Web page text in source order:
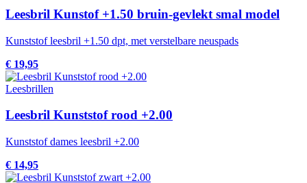
Leesbril Kunstof +1.50 bruin-gevlekt smal model
Kunststof leesbril +1.50 dpt, met verstelbare neuspads
€ 19,95
Leesbrillen
Leesbril Kunststof rood +2.00
Kunststof dames leesbril +2.00
€ 14,95